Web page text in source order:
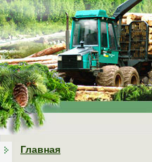
Главная